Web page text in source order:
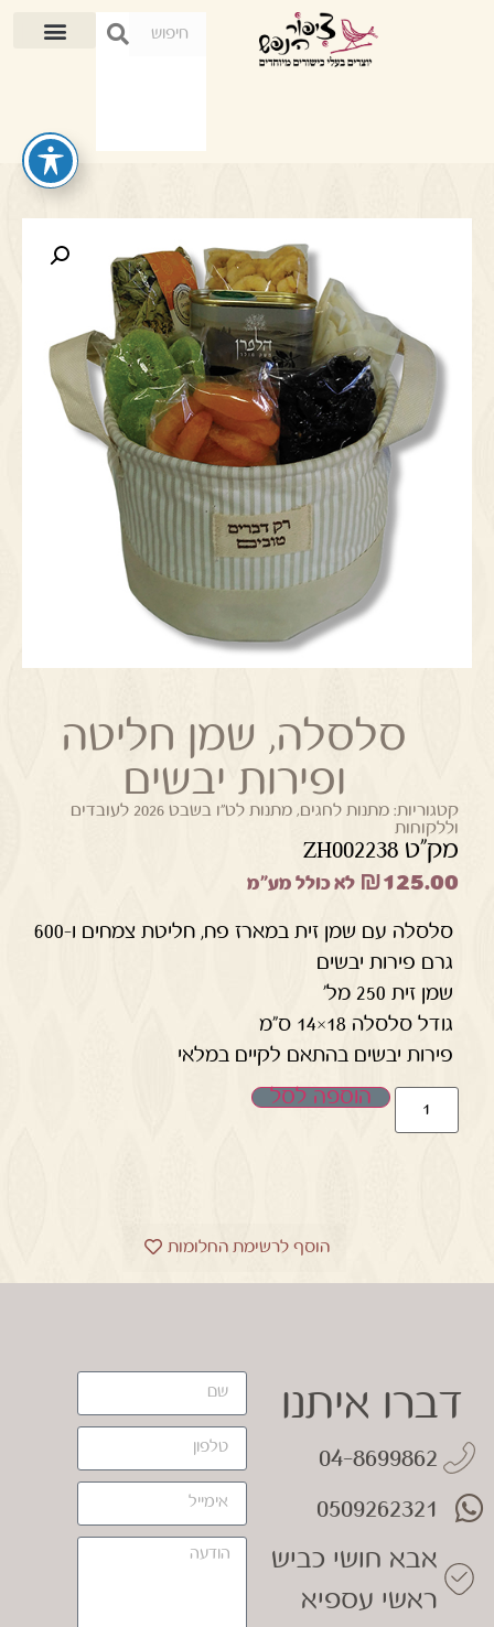
סלסלה, שמן חליטה
ופירות יבשים
קטגוריות: מתנות לחגים,
מתנות לט"ו בשבט 2026 לעובדים
וללקוחות
מק"ט ZH002238
₪125.00 לא כולל מע"מ
סלסלה עם שמן זית במארז פח, חליטת צמחים ו-600
גרם פירות יבשים
שמן זית 250 מל'
גודל סלסלה 18×14 ס"מ
פירות יבשים בהתאם לקיים במלאי
הוספה לסל
הוסף לרשימת החלומות
דברו איתנו
04-8699862
0509262321
אבא חושי כביש
ראשי עספיא